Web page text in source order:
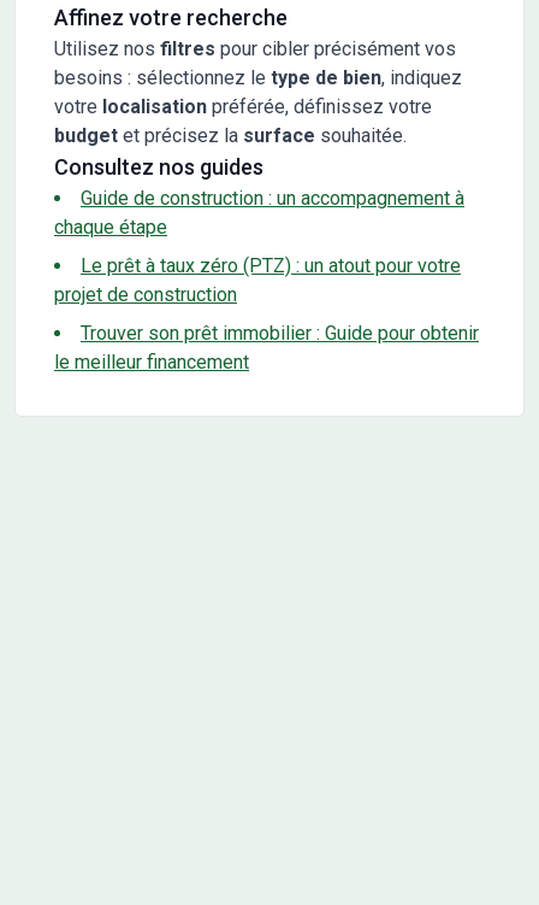
Affinez votre recherche
Utilisez nos filtres pour cibler précisément vos
besoins : sélectionnez le type de bien, indiquez
votre localisation préférée, définissez votre
budget et précisez la surface souhaitée.
Consultez nos guides
Guide de construction : un accompagnement à
chaque étape
Le prêt à taux zéro (PTZ) : un atout pour votre
projet de construction
Trouver son prêt immobilier : Guide pour obtenir
le meilleur financement